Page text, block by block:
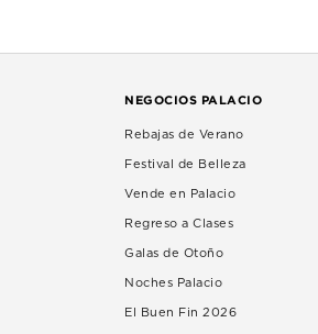
NEGOCIOS PALACIO
Rebajas de Verano
Festival de Belleza
Vende en Palacio
Regreso a Clases
Galas de Otoño
Noches Palacio
El Buen Fin 2026